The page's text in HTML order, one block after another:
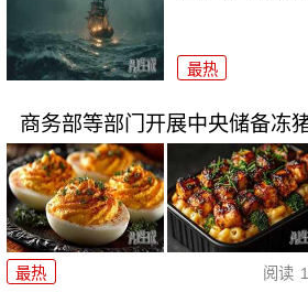
最热
商务部等部门开展中央储备冻
最热 阅读